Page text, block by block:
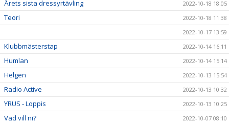
Årets sista dressyrtävling 2022-10-18 18:05
Teori
2022-10-18 11:38
2022-10-17 13:59
Klubbmästerstap 2022-10-14 16:11
Humlan 2022-10-14 15:14
Helgen 2022-10-13 15:54
Radio Active 2022-10-13 10:32
YRUS - Loppis 2022-10-13 10:25
Vad vill ni?
2022-10-07 08:10